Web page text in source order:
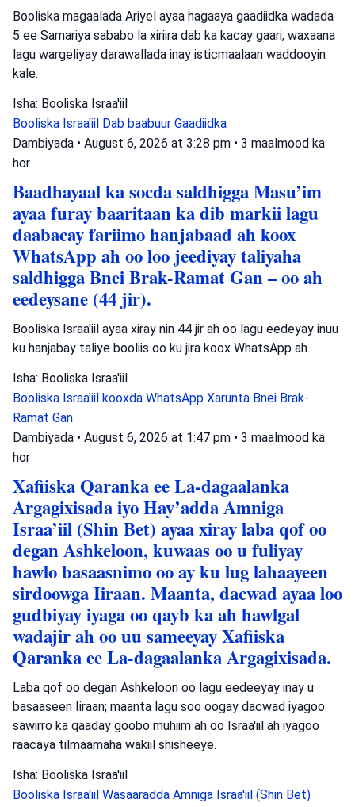
Booliska magaalada Ariyel ayaa hagaaya gaadiidka wadada
5 ee Samariya sababo la xiriira dab ka kacay gaari, waxaana
lagu wargeliyay darawallada inay isticmaalaan waddooyin
kale.
Isha: Booliska Israa'iil
Booliska Israa'iil Dab baabuur Gaadiidka
Dambiyada • August 6, 2026 at 3:28 pm • 3 maalmood ka
hor
Baadhayaal ka socda saldhigga Masu’im
ayaa furay baaritaan ka dib markii lagu
daabacay fariimo hanjabaad ah koox
WhatsApp ah oo loo jeediyay taliyaha
saldhigga Bnei Brak-Ramat Gan – oo ah
eedeysane (44 jir).
Booliska Israa'iil ayaa xiray nin 44 jir ah oo lagu eedeyay inuu
ku hanjabay taliye booliis oo ku jira koox WhatsApp ah.
Isha: Booliska Israa'iil
Booliska Israa'iil kooxda WhatsApp Xarunta Bnei Brak-
Ramat Gan
Dambiyada • August 6, 2026 at 1:47 pm • 3 maalmood ka
hor
Xafiiska Qaranka ee La-dagaalanka
Argagixisada iyo Hay’adda Amniga
Israa’iil (Shin Bet) ayaa xiray laba qof oo
degan Ashkeloon, kuwaas oo u fuliyay
hawlo basaasnimo oo ay ku lug lahaayeen
sirdoowga Iiraan. Maanta, dacwad ayaa loo
gudbiyay iyaga oo qayb ka ah hawlgal
wadajir ah oo uu sameeyay Xafiiska
Qaranka ee La-dagaalanka Argagixisada.
Laba qof oo degan Ashkeloon oo lagu eedeeyay inay u
basaaseen Iiraan; maanta lagu soo oogay dacwad iyagoo
sawirro ka qaaday goobo muhiim ah oo Israa'iil ah iyagoo
raacaya tilmaamaha wakiil shisheeye.
Isha: Booliska Israa'iil
Booliska Israa'iil Wasaaradda Amniga Israa'iil (Shin Bet)